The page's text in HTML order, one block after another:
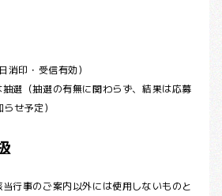
消印・受信有効）
選（抽選の有無に関わらず、結果は応募
せ予定）
行事のご案内以外には使用しないものと